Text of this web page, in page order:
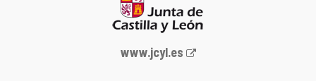
Portal
www.jcyl.es